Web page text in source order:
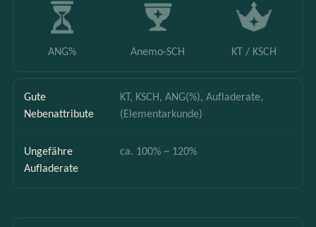
ANG% Anemo-SCH KT / KSCH
Gute
Nebenattribute
KT, KSCH, ANG(%), Aufladerate,
(Elementarkunde)
Ungefähre
Aufladerate
ca. 100% ~ 120%